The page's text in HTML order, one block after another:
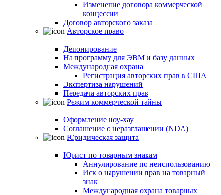
Изменение договора коммерческой
концессии
Договор авторского заказа
Авторское право
Депонирование
На программу для ЭВМ и базу данных
Международная охрана
Регистрация авторских прав в США
Экспертиза нарушений
Передача авторских прав
Режим коммерческой тайны
Оформление ноу-хау
Соглашение о неразглашении (NDA)
Юридическая защита
Юрист по товарным знакам
Аннулирование по неиспользованию
Иск о нарушении прав на товарный
знак
Международная охрана товарных